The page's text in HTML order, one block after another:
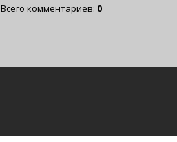
Всего комментариев: 0